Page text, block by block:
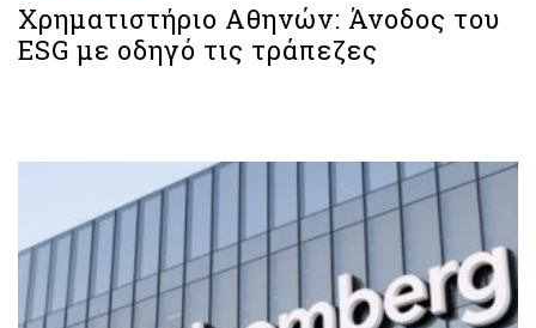
Χρηματιστήριο Aθηνών: Άνοδος του
ESG με οδηγό τις τράπεζες